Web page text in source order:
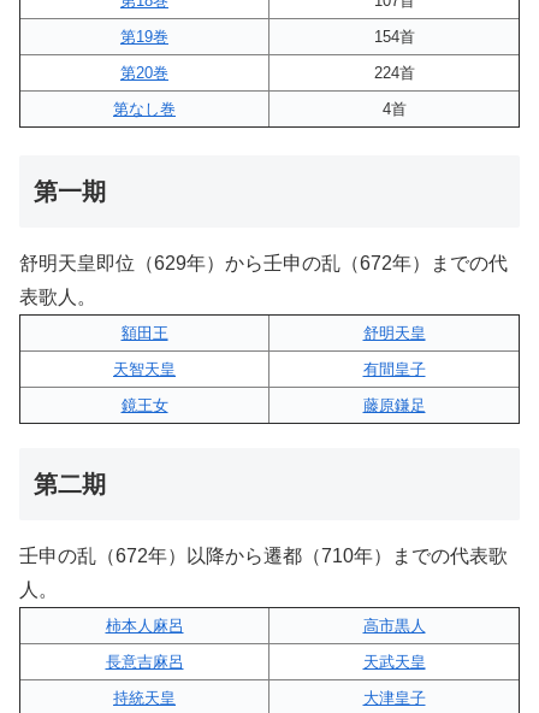
第19巻
154首
第20巻
224首
第なし巻
4首
第一期
舒明天皇即位（629年）から壬申の乱（672年）までの代
表歌人。
額田王
舒明天皇
天智天皇
有間皇子
鏡王女
藤原鎌足
第二期
壬申の乱（672年）以降から遷都（710年）までの代表歌
人。
柿本人麻呂
高市黒人
長意吉麻呂
天武天皇
持統天皇
大津皇子